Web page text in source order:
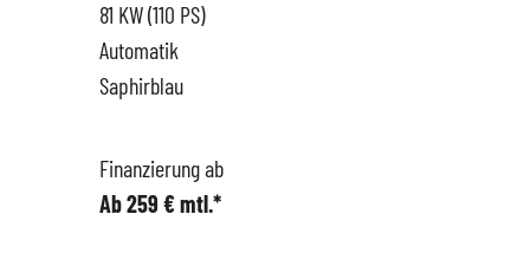
VW Nutzfahrzeugservice
Unternehmen
Karriere
81 KW (110 PS)
Automatik
Saphirblau
Finanzierung ab
Ab 259 € mtl.*